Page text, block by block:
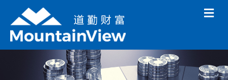
M
e